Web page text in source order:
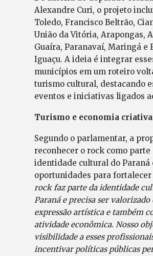
Alexandre Curi, o projeto
Toledo, Francisco Beltrão,
União da Vitória, Arapongas,
Guaíra, Paranavaí, Maringá e
Iguaçu. A ideia é integrar
municípios em um roteiro
turismo cultural, destacando
eventos e iniciativas ligados
Turismo e economia criativa
Segundo o parlamentar, a
reconhecer o rock como parte
identidade cultural do Paraná
oportunidades para fortalecer
rock faz parte da identidade
Paraná e precisa ser valorizado
expressão artística e também
atividade econômica. Nosso
visibilidade a esses
incentivar políticas públicas